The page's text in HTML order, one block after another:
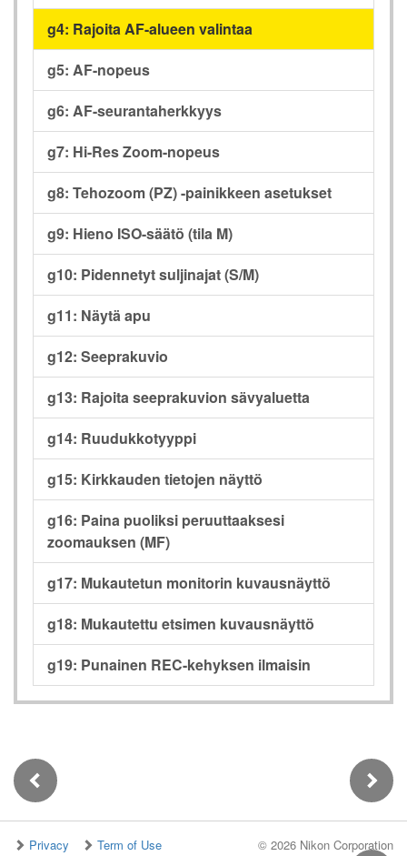
g4: Rajoita AF-alueen valintaa
g5: AF-nopeus
g6: AF-seurantaherkkyys
g7: Hi-Res Zoom-nopeus
g8: Tehozoom (PZ) -painikkeen asetukset
g9: Hieno ISO-säätö (tila M)
g10: Pidennetyt suljinajat (S/M)
g11: Näytä apu
g12: Seeprakuvio
g13: Rajoita seeprakuvion sävyaluetta
g14: Ruudukkotyyppi
g15: Kirkkauden tietojen näyttö
g16: Paina puoliksi peruuttaaksesi
zoomauksen (MF)
g17: Mukautetun monitorin kuvausnäyttö
g18: Mukautettu etsimen kuvausnäyttö
g19: Punainen REC-kehyksen ilmaisin
Privacy Term of Use © 2026 Nikon Corporation